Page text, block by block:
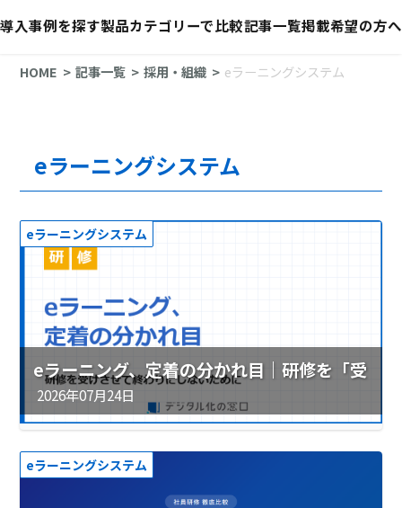
導入事例を探す製品カテゴリーで比較記事一覧掲載希望の方へ
HOME 記事一覧 採用・組織 eラーニングシステム
eラーニングシステム
eラーニングシステム
eラーニング、定着の分かれ目｜研修を「受
けさせて終わり」にしないために
2026年07月24日
eラーニングシステム